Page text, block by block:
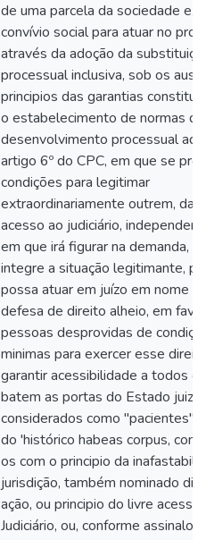
de uma parcela da sociedade
convívio social para atuar no
através da adoção da
processual inclusiva, sob os
principios das garantias
o estabelecimento de normas de
desenvolvimento processual
artigo 6º do CPC, em que se
condições para legitimar
extraordinariamente outrem,
acesso ao judiciário,
em que irá figurar na demanda,
integre a situação legitimante,
possa atuar em juízo em nome
defesa de direito alheio, em
pessoas desprovidas de
minimas para exercer esse
garantir acessibilidade a todos
batem as portas do Estado juiz,
considerados como "pacientes",
do 'histórico habeas corpus,
os com o principio da
jurisdição, também nominado
ação, ou principio do livre acesso
Judiciário, ou, conforme